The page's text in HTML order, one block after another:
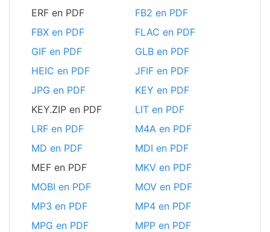
ERF en PDF
FB2 en PDF
FBX en PDF
FLAC en PDF
GIF en PDF
GLB en PDF
HEIC en PDF
JFIF en PDF
JPG en PDF
KEY en PDF
KEY.ZIP en PDF
LIT en PDF
LRF en PDF
M4A en PDF
MD en PDF
MDI en PDF
MEF en PDF
MKV en PDF
MOBI en PDF
MOV en PDF
MP3 en PDF
MP4 en PDF
MPG en PDF
MPP en PDF